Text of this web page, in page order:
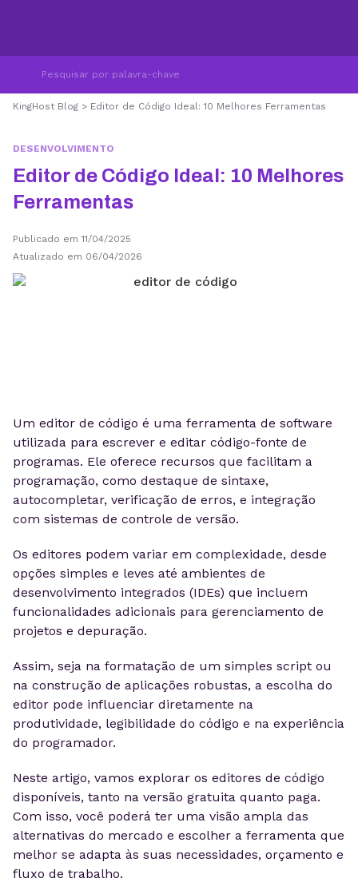
KingHost Blog > Editor de Código Ideal: 10 Melhores Ferramentas
DESENVOLVIMENTO
Editor de Código Ideal: 10 Melhores
Ferramentas
Publicado em 11/04/2025
Atualizado em 06/04/2026
Um editor de código é uma ferramenta de software
utilizada para escrever e editar código-fonte de
programas. Ele oferece recursos que facilitam a
programação, como destaque de sintaxe,
autocompletar, verificação de erros, e integração
com sistemas de controle de versão.
Os editores podem variar em complexidade, desde
opções simples e leves até ambientes de
desenvolvimento integrados (IDEs) que incluem
funcionalidades adicionais para gerenciamento de
projetos e depuração.
Assim, seja na formatação de um simples script ou
na construção de aplicações robustas, a escolha do
editor pode influenciar diretamente na
produtividade, legibilidade do código e na experiência
do programador.
Neste artigo, vamos explorar os editores de código
disponíveis, tanto na versão gratuita quanto paga.
Com isso, você poderá ter uma visão ampla das
alternativas do mercado e escolher a ferramenta que
melhor se adapta às suas necessidades, orçamento e
fluxo de trabalho.